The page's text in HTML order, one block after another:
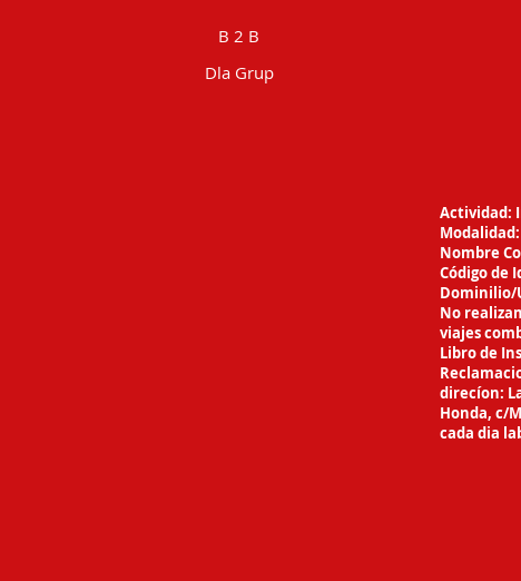
B 2 B
Dla Grup
Actividad:
Nombre
Código de
Dominilio/
No
viajes
Libro de
direcíon:
Honda, c/
cada dia